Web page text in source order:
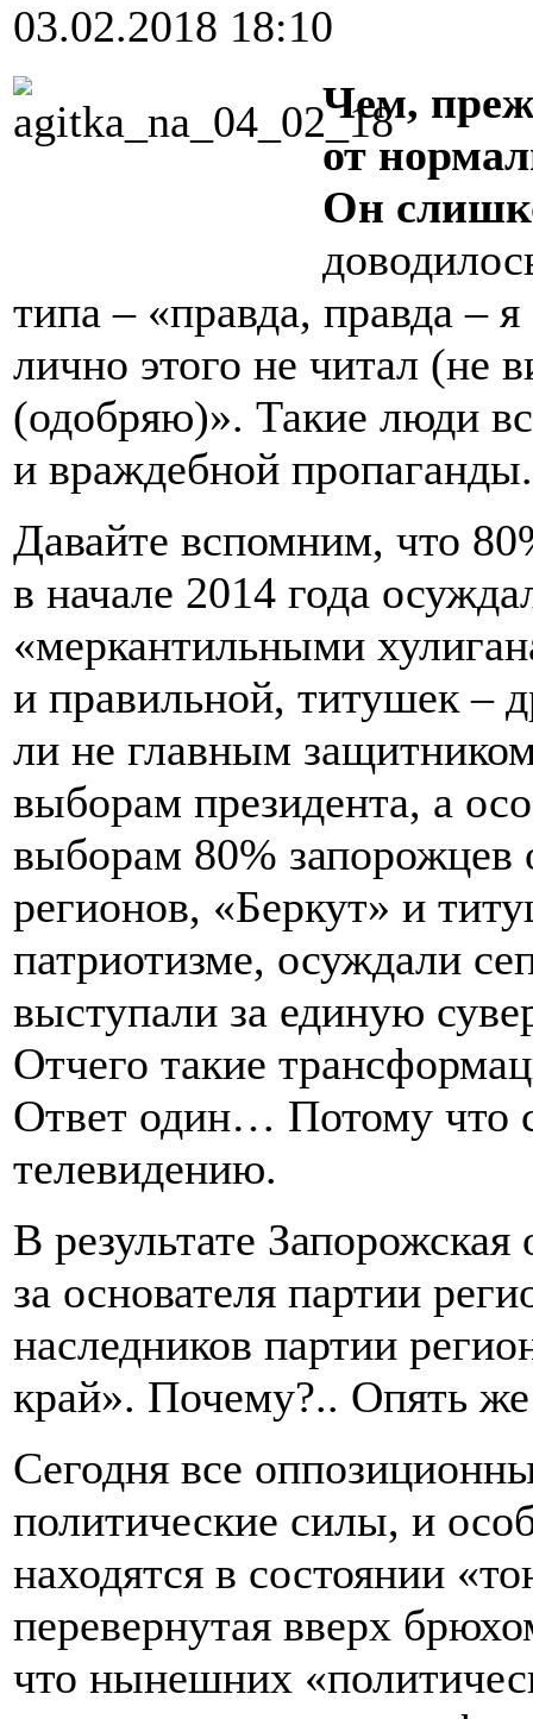
03.02.2018 18:10
Чем,
от
Он
типа – «правда, правда –
лично этого не читал (не
(одобряю)». Такие люди
и враждебной пропаганды.
Давайте вспомним, что
в начале 2014 года
«меркантильными
и правильной, титушек –
ли не главным
выборам президента, а
выборам 80% запорожцев
регионов, «Беркут» и
патриотизме, осуждали
выступали за единую
Отчего такие
Ответ один… Потому что
телевидению.
В результате
за основателя партии
наследников партии
край». Почему?.. Опять
Сегодня все
политические силы, и
находятся в состоянии
перевернутая вверх
что нынешних